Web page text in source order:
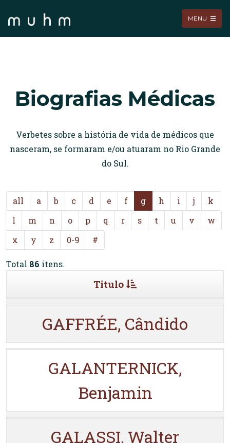
MENU
Biografias Médicas
Verbetes sobre a história de vida de médicos que
nasceram, se formaram e/ou atuaram no Rio Grande
do Sul.
all a b c d e f g h i j
k
l
m n o p q r s t u v
w
x
y z 0-9 #
Total 86 itens.
Titulo
GAFFRÉE, Cândido
GALANTERNICK,
Benjamin
GALASSI, Walter